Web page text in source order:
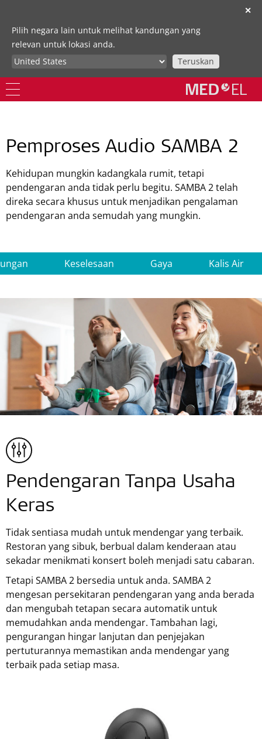
✕
Pilih negara lain untuk melihat kandungan yang
relevan untuk lokasi anda.
Teruskan
Pemproses Audio SAMBA 2
Kehidupan mungkin kadangkala rumit, tetapi
pendengaran anda tidak perlu begitu. SAMBA 2 telah
direka secara khusus untuk menjadikan pengalaman
pendengaran anda semudah yang mungkin.
Keselesaan Gaya Kalis Air
Pendengaran Tanpa Usaha
Keras
Tidak sentiasa mudah untuk mendengar yang terbaik.
Restoran yang sibuk, berbual dalam kenderaan atau
sekadar menikmati konsert boleh menjadi satu cabaran.
Tetapi SAMBA 2 bersedia untuk anda. SAMBA 2
mengesan persekitaran pendengaran yang anda berada
dan mengubah tetapan secara automatik untuk
memudahkan anda mendengar. Tambahan lagi,
pengurangan hingar lanjutan dan penjejakan
pertuturannya memastikan anda mendengar yang
terbaik pada setiap masa.